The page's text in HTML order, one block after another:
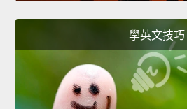
學英文技巧